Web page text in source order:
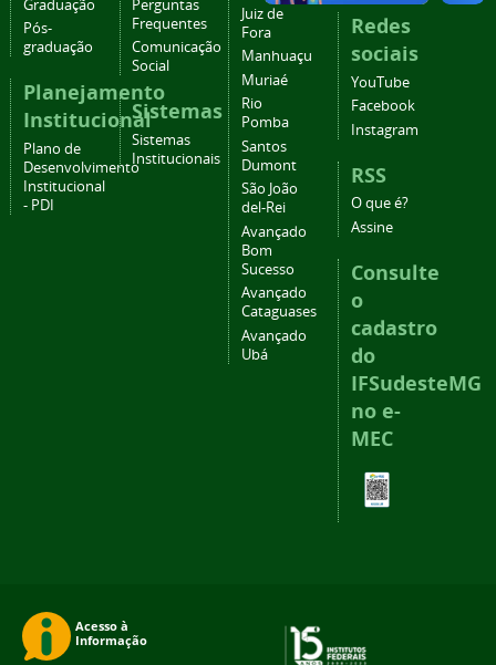
Graduação
Pós-
graduação
Planejamento
Institucional
Plano de
Desenvolvimento
Institucional
- PDI
Perguntas
Frequentes
Comunicação
Social
Sistemas
Sistemas
Institucionais
Juiz de
Fora
Manhuaçu
Muriaé
Rio
Pomba
Santos
Dumont
São João
del-Rei
Avançado
Bom
Sucesso
Avançado
Cataguases
Avançado
Ubá
Redes
sociais
YouTube
Facebook
Instagram
RSS
O que é?
Assine
Consulte
o
cadastro
do
IFSudesteMG
no e-
MEC